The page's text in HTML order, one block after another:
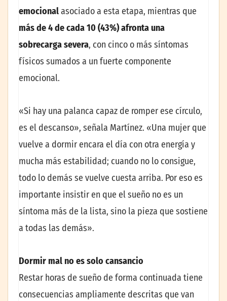
emocionalasociado a esta etapa, mientras que
más de 4 de cada 10 (43%) afronta una
sobrecarga severa, con cinco o más síntomas
físicos sumados a un fuerte componente
emocional.
«Si hay una palanca capaz de romper ese círculo,
es el descanso», señala Martínez. «Una mujer que
vuelve a dormir encara el día con otra energía y
mucha más estabilidad; cuando no lo consigue,
todo lo demás se vuelve cuesta arriba. Por eso es
importante insistir en que el sueño no es un
síntoma más de la lista, sino la pieza que sostiene
a todas las demás».
Dormir mal no es solo cansancio
Restar horas de sueño de forma continuada tiene
consecuencias ampliamente descritas que van